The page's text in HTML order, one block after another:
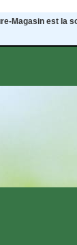
Magasin est la